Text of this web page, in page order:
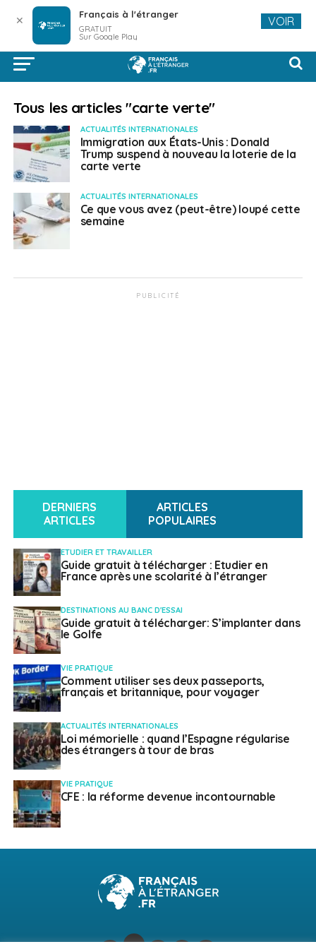
Tous les articles "carte verte"
ACTUALITÉS INTERNATIONALES
Immigration aux États-Unis : Donald
Trump suspend à nouveau la loterie de la
carte verte
ACTUALITÉS INTERNATIONALES
Ce que vous avez (peut-être) loupé cette
semaine
PUBLICITÉ
DERNIERS
ARTICLES
ARTICLES
POPULAIRES
ETUDIER ET TRAVAILLER
Guide gratuit à télécharger : Etudier en
France après une scolarité à l’étranger
DESTINATIONS AU BANC D'ESSAI
Guide gratuit à télécharger: S’implanter dans
le Golfe
VIE PRATIQUE
Comment utiliser ses deux passeports,
français et britannique, pour voyager
ACTUALITÉS INTERNATIONALES
Loi mémorielle : quand l’Espagne régularise
des étrangers à tour de bras
VIE PRATIQUE
CFE : la réforme devenue incontournable
✕ Français à l'étranger
GRATUIT
Sur Google Play
VOIR